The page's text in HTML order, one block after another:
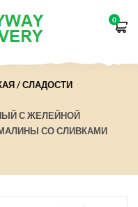
0
СЛАДОСТИ
С ЖЕЛЕЙНОЙ
СО СЛИВКАМИ